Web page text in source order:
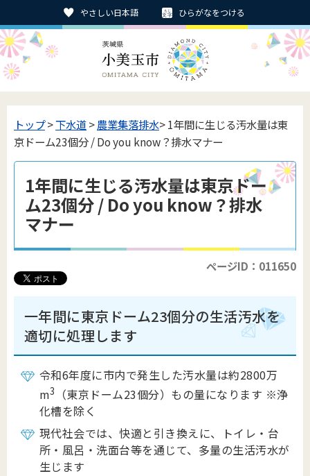
やさしい日本語 ひらがなをつける
トップ>下水道>農業集落排水> 1年間に生じる汚水量は東
京ドーム23個分 / Do you know？排水マナー
1年間に生じる汚水量は東京ドー
ム23個分 / Do you know？排水
マナー
ページID：011650
一年間に東京ドーム23個分の生活汚水を
適切に処理します
令和6年度に市内で発生した汚水量は約2800万
m3
（東京ドーム23個分）もの量になります ※浄
化槽を除く
現代社会では、快適と引き換えに、トイレ・台
所・風呂・洗面台等を通じて、多量の生活汚水が
生じます